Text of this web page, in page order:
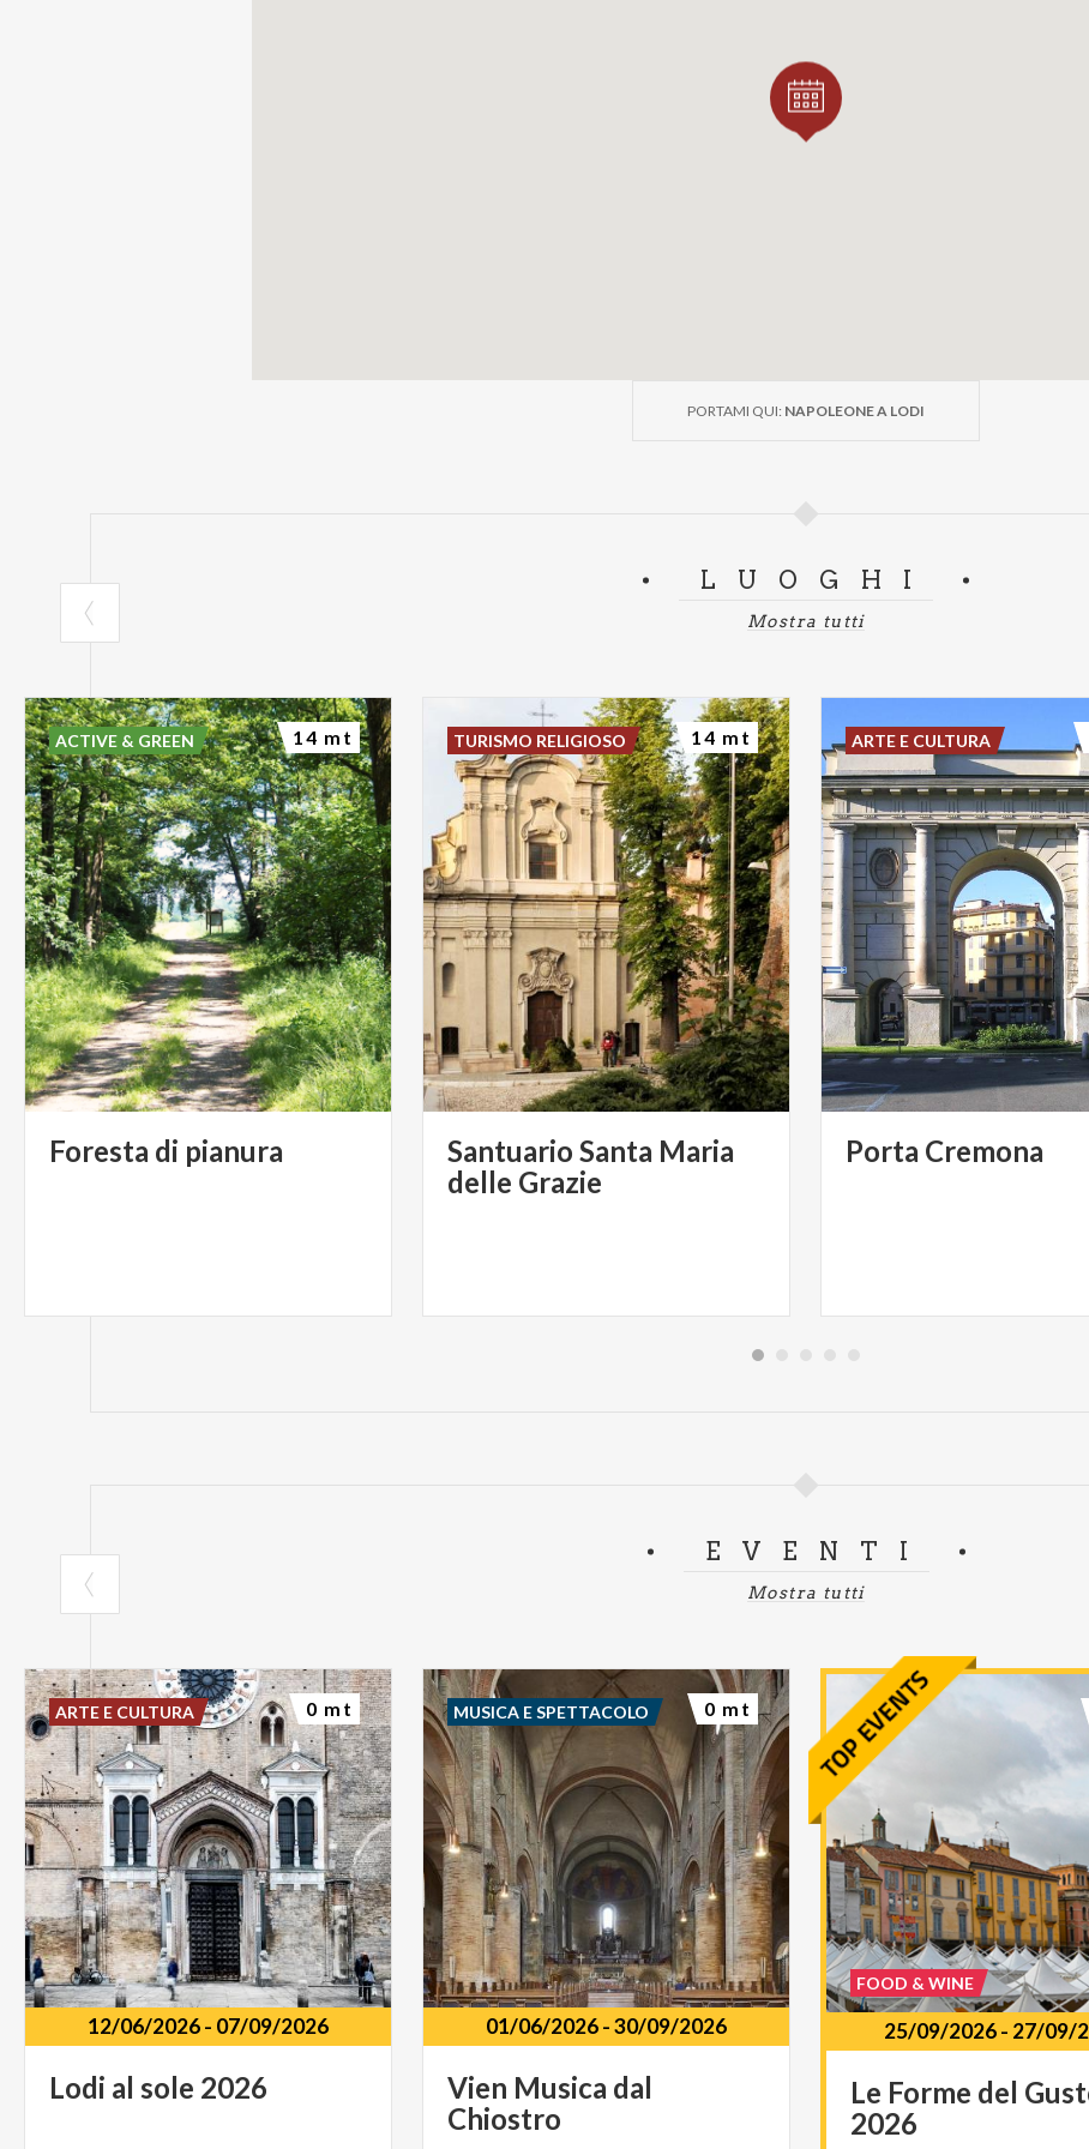
PORTAMI QUI: NAPOLEONE A LODI
LUOGHI
Mostra tutti
Foresta di pianura
ACTIVE & GREEN 14 mt
Santuario Santa Maria
delle Grazie
TURISMO RELIGIOSO 14 mt
Porta Cremona
ARTE E CULTURA
EVENTI
Mostra tutti
12/06/2026- 07/09/2026
Lodi al sole 2026
ARTE E CULTURA 0 mt
01/06/2026-30/09/2026
Vien Musica dal
Chiostro
MUSICA E SPETTACOLO 0 mt
25/09/2026- 27/09/
Le Forme del
2026
FOOD & WINE